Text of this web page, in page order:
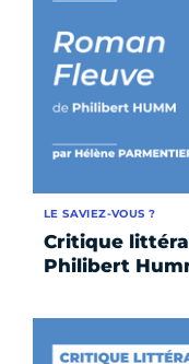
Critique
Philibert
LE SAVIEZ-VOUS ?